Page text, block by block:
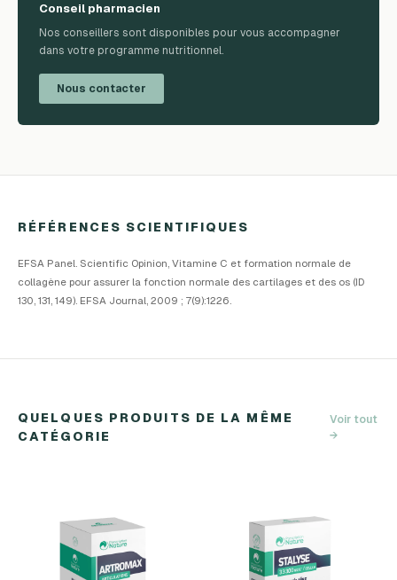
Conseil pharmacien
Nos conseillers sont disponibles pour vous accompagner
dans votre programme nutritionnel.
Nous contacter
RÉFÉRENCES SCIENTIFIQUES
EFSA Panel. Scientific Opinion, Vitamine C et formation normale de
collagène pour assurer la fonction normale des cartilages et des os (ID
130, 131, 149). EFSA Journal, 2009 ; 7(9):1226.
QUELQUES PRODUITS DE LA MÊME
CATÉGORIE
Voir tout
→